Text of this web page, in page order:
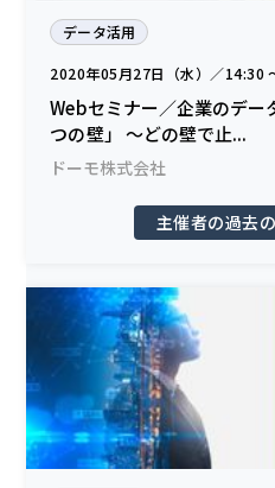
データ活用
2020年05月27日（水）／14:30
Webセミナー／企業のデー
つの壁」 ～どの壁で止...
ドーモ株式会社
主催者の過去